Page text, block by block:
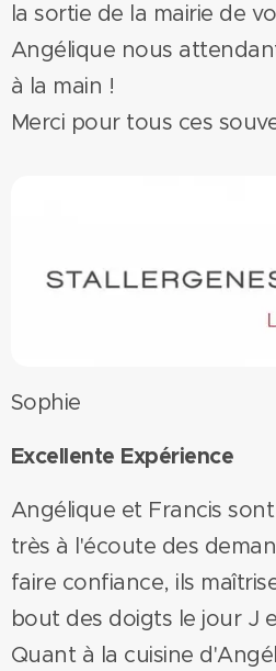
la sortie de la mairie de
Angélique nous
à la main !
Merci pour tous ces
Sophie
Excellente Expérience
Angélique et Francis
très à l'écoute des
faire confiance, ils
bout des doigts le jour J
Quant à la cuisine